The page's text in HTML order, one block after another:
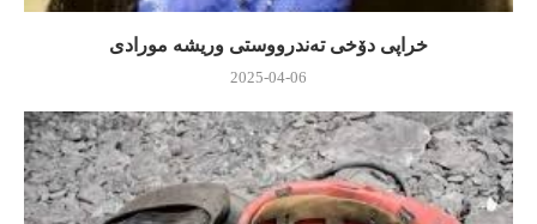
خراپی دۆخی ته‌ندرووستی وریشه‌ مورادی
2025-04-06